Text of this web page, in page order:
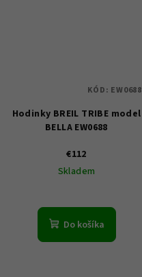
Hodinky BREIL TRIBE model
BELLA EW0688
€112
Skladem
Do košíka
KÓD: EW0688